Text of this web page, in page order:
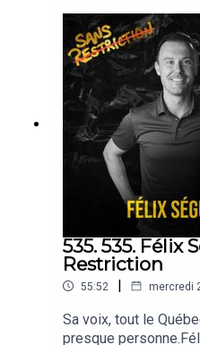
québécois sont
joueurs d'ici et on
le capitaine des
là? » Deux chums,
chicane!Un énorme
accueil chaleureux à
535. 535. Félix
Restriction
55:52 | mercredi
Sa voix, tout le
presque